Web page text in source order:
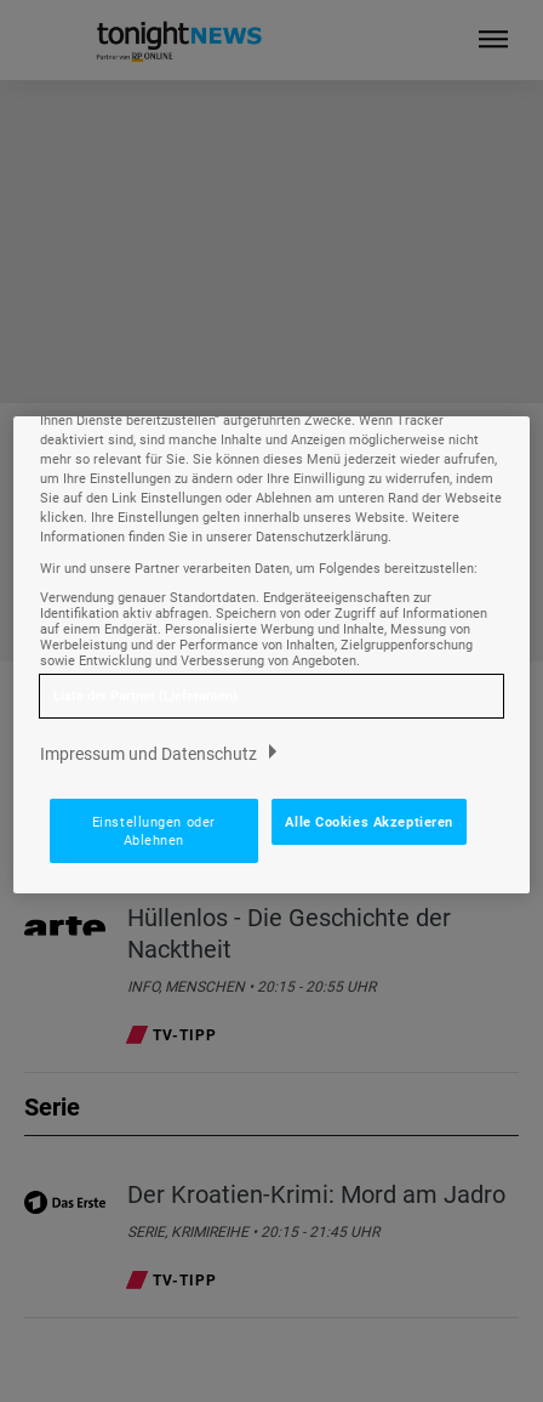
TV PROGRAMM
Fr., 07.08.
TV-TIPPS
Hüllenlos - Die Geschichte der
Nacktheit
INFO, MENSCHEN • 20:15 - 20:55 UHR
TV-TIPP
Serie
Der Kroatien-Krimi: Mord am Jadro
SERIE, KRIMIREIHE • 20:15 - 21:45 UHR
TV-TIPP
Ihnen Dienste bereitzustellen“ aufgeführten Zwecke. Wenn Tracker
deaktiviert sind, sind manche Inhalte und Anzeigen möglicherweise nicht
mehr so relevant für Sie. Sie können dieses Menü jederzeit wieder aufrufen,
um Ihre Einstellungen zu ändern oder Ihre Einwilligung zu widerrufen, indem
Sie auf den Link Einstellungen oder Ablehnen am unteren Rand der Webseite
klicken. Ihre Einstellungen gelten innerhalb unseres Website. Weitere
Informationen finden Sie in unserer Datenschutzerklärung.
Wir und unsere Partner verarbeiten Daten, um Folgendes bereitzustellen:
Verwendung genauer Standortdaten. Endgeräteeigenschaften zur
Identifikation aktiv abfragen. Speichern von oder Zugriff auf Informationen
auf einem Endgerät. Personalisierte Werbung und Inhalte, Messung von
Werbeleistung und der Performance von Inhalten, Zielgruppenforschung
sowie Entwicklung und Verbesserung von Angeboten.
Impressum und Datenschutz
Einstellungen oder
Ablehnen
Alle Cookies Akzeptieren